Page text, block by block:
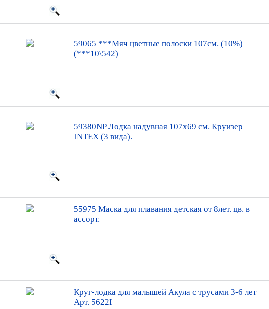
59065 ***Мяч цветные полоски 107см. (10%)
(***10\542)
59380NP Лодка надувная 107x69 см. Круизер
INTEX (3 вида).
55975 Маска для плавания детская от 8лет. цв. в
ассорт.
Круг-лодка для малышей Акула с трусами 3-6 лет
Арт. 5622I